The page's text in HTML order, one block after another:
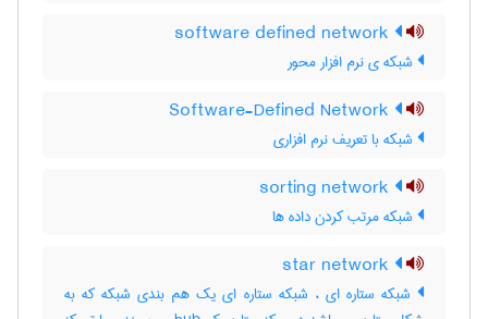
شبکه ی نرم افزار محور
شبکه با تعریف نرم افزاری
شبکه مرتب کردن داده ها
شبکه ستاره ای ، شبکه ستاره ای یک هم بندی شبکه که به